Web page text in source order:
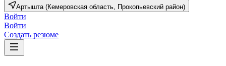
Артышта (Кемеровская область, Прокопьевский район)
Войти
Войти
Создать резюме